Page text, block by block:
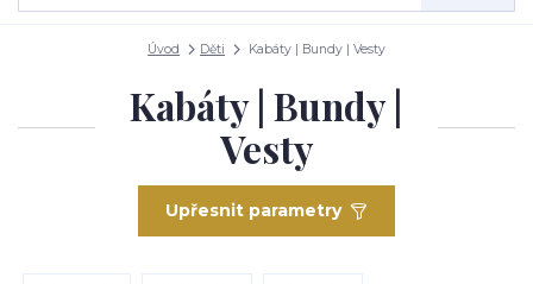
Úvod Děti Kabáty | Bundy | Vesty
Kabáty | Bundy |
Vesty
Upřesnit parametry